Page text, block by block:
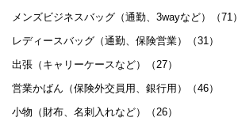
メンズビジネスバッグ（通勤、3wayなど）（71）
レディースバッグ（通勤、保険営業）（31）
出張（キャリーケースなど）（27）
営業かばん（保険外交員用、銀行用）（46）
小物（財布、名刺入れなど）（26）